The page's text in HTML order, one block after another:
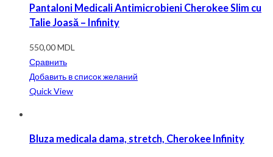
Pantaloni Medicali Antimicrobieni Cherokee Slim cu
Talie Joasă – Infinity
550,00MDL
Сравнить
Добавить в список желаний
Quick View
Bluza medicala dama, stretch, Cherokee Infinity